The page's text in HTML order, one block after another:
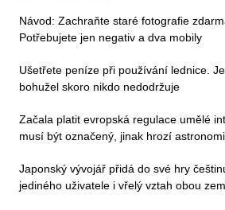
Návod: Zachraňte staré fotografie
Potřebujete jen negativ a dva mobily
Ušetřete peníze při používání lednice.
bohužel skoro nikdo nedodržuje
Začala platit evropská regulace umělé
musí být označený, jinak hrozí
Japonský vývojář přidá do své hry
jediného uživatele i vřelý vztah obou